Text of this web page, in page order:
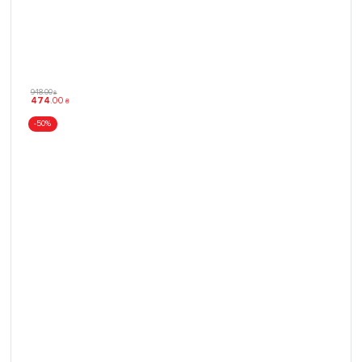
948.00 ₴
474.00 ₴
-50%